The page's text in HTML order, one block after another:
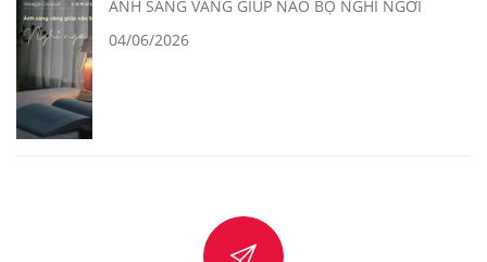
ÁNH SÁNG VÀNG GIÚP NÃO BỘ NGHỈ NGƠI
04/06/2026